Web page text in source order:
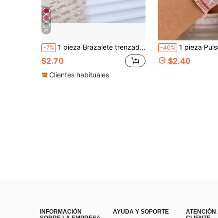
27
-7% 1 pieza Brazalete trenzado hecho a mano con bordado de pentagrama
$2.70
Clientes habituales
-40% 1 pieza Pulsera de cobre tejida con corazón y cara
$2.40
INFORMACIÓN
AYUDA Y SOPORTE
ATENCIÓN